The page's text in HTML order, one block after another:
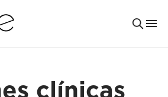
clínicas